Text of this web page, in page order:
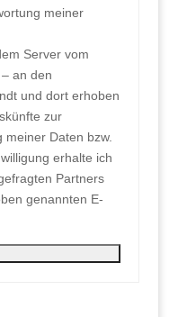
meiner
Server vom
an den
und dort erhoben
zur
Daten bzw.
erhalte ich
Partners
genannten E-